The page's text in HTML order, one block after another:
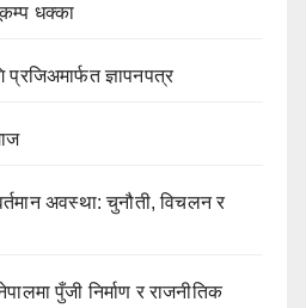
धक्का
प्रजिअमार्फत ज्ञापनपत्र
अवस्था: चुनौती, विचलन र
पुँजी निर्माण र राजनीतिक